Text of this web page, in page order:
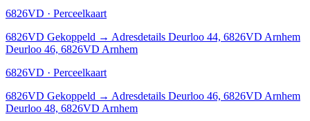
6826VD · Perceelkaart
6826VD Gekoppeld → Adresdetails Deurloo 44, 6826VD Arnhem
Deurloo 46, 6826VD Arnhem
6826VD · Perceelkaart
6826VD Gekoppeld → Adresdetails Deurloo 46, 6826VD Arnhem
Deurloo 48, 6826VD Arnhem